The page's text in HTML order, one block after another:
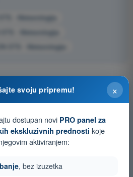
- Meteorologija
- Meteorologija
STS - Meteorologija
×
svoju pripremu!
dostupan novi PRO panel za
ekskluzivnih prednosti koje
aktiviranjem:
, bez izuzetka